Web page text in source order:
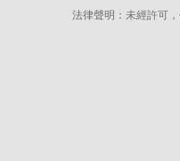
法律聲明：未經許可